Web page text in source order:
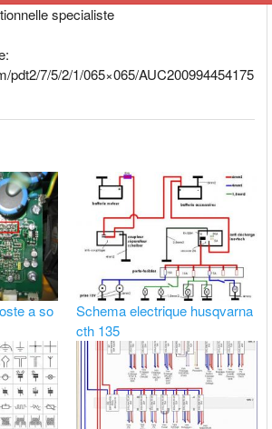
specialiste
pdt2/7/5/2/1/065×065/AUC200994454175
a so
Schema electrique husqvarna
cth 135